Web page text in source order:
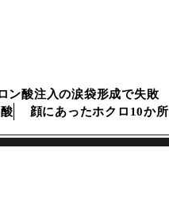
ン酸注入の涙袋形成で失敗
顔にあったホクロ10か